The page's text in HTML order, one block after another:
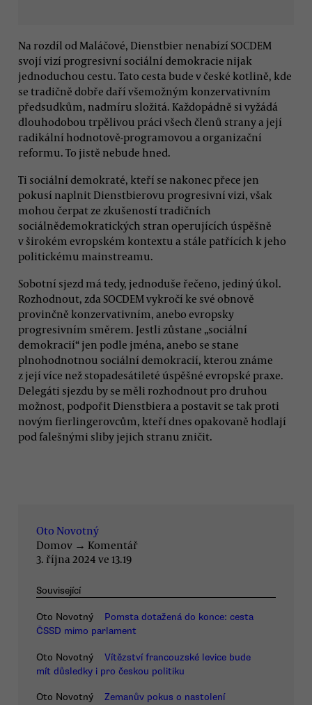
Na rozdíl od Maláčové, Dienstbier nenabízí SOCDEM
svojí vizí progresivní sociální demokracie nijak
jednoduchou cestu. Tato cesta bude v české kotlině, kde
se tradičně dobře daří všemožným konzervativním
předsudkům, nadmíru složitá. Každopádně si vyžádá
dlouhodobou trpělivou práci všech členů strany a její
radikální hodnotově-programovou a organizační
reformu. To jistě nebude hned.
Ti sociální demokraté, kteří se nakonec přece jen
pokusí naplnit Dienstbierovu progresivní vizi, však
mohou čerpat ze zkušeností tradičních
sociálnědemokratických stran operujících úspěšně
v širokém evropském kontextu a stále patřících k jeho
politickému mainstreamu.
Sobotní sjezd má tedy, jednoduše řečeno, jediný úkol.
Rozhodnout, zda SOCDEM vykročí ke své obnově
provinčně konzervativním, anebo evropsky
progresivním směrem. Jestli zůstane „sociální
demokracií“ jen podle jména, anebo se stane
plnohodnotnou sociální demokracií, kterou známe
z její více než stopadesátileté úspěšné evropské praxe.
Delegáti sjezdu by se měli rozhodnout pro druhou
možnost, podpořit Dienstbiera a postavit se tak proti
novým fierlingerovcům, kteří dnes opakovaně hodlají
pod falešnými sliby jejich stranu zničit.
Oto Novotný
Domov → Komentář
3. října 2024 ve 13.19
Související
Oto Novotný
Pomsta dotažená do konce: cesta
ČSSD mimo parlament
Oto Novotný
Vítězství francouzské levice bude
mít důsledky i pro českou politiku
Oto Novotný
Zemanův pokus o nastolení